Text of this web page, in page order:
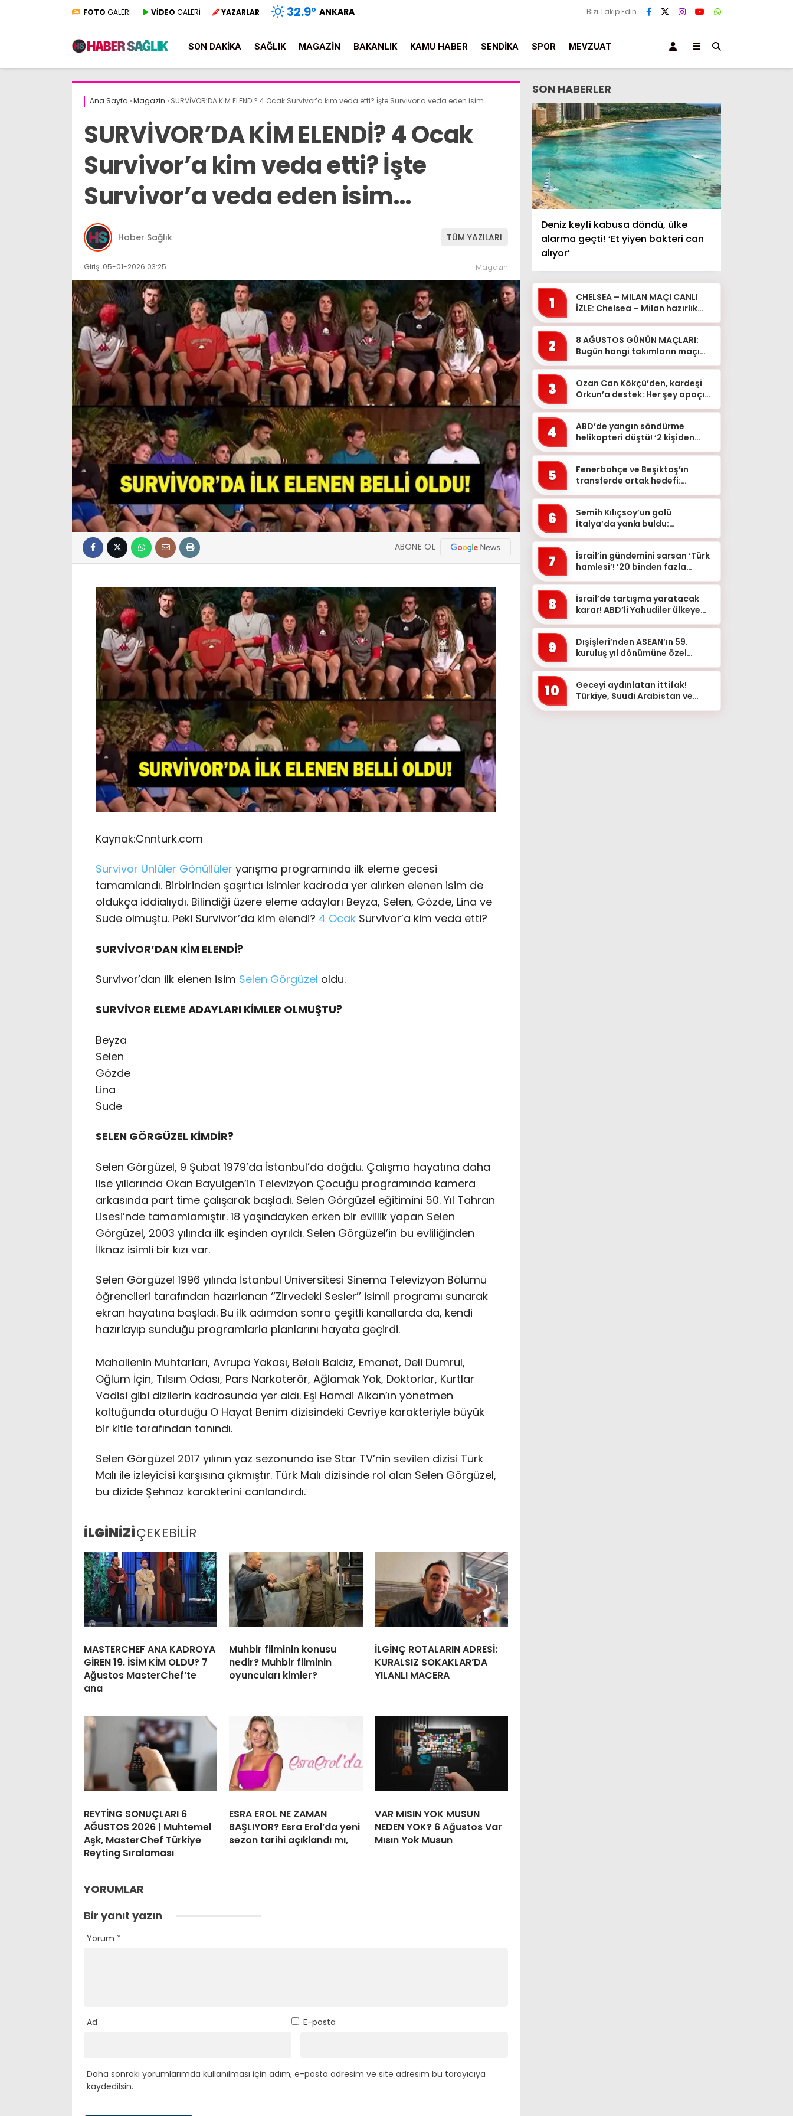
FOTO GALERİ VİDEO GALERİ YAZARLAR 32.9° ANKARA Bizi Takip Edin
SON DAKIKA SAĞLIK MAGAZIN BAKANLIK KAMU HABER SENDIKA SPOR MEVZUAT
Ana Sayfa ›Magazin › SURVİVOR’DA KİM ELENDİ? 4 Ocak Survivor’a kim veda etti? İşte Survivor’a veda eden isim…
SURVİVOR’DA KİM ELENDİ? 4 Ocak
Survivor’a kim veda etti? İşte
Survivor’a veda eden isim…
Haber Sağlık TÜM YAZILARI
Giriş: 05-01-2026 03:25 Magazin
ABONE OL
Kaynak:Cnnturk.com
Survivor Ünlüler Gönüllüler yarışma programında ilk eleme gecesi
tamamlandı. Birbirinden şaşırtıcı isimler kadroda yer alırken elenen isim de
oldukça iddialıydı. Bilindiği üzere eleme adayları Beyza, Selen, Gözde, Lina ve
Sude olmuştu. Peki Survivor’da kim elendi? 4 Ocak Survivor’a kim veda etti?
SURVİVOR’DAN KİM ELENDİ?
Survivor’dan ilk elenen isim Selen Görgüzel oldu.
SURVİVOR ELEME ADAYLARI KİMLER OLMUŞTU?
Beyza
Selen
Gözde
Lina
Sude
SELEN GÖRGÜZEL KİMDİR?
Selen Görgüzel, 9 Şubat 1979’da İstanbul’da doğdu. Çalışma hayatına daha
lise yıllarında Okan Bayülgen’in Televizyon Çocuğu programında kamera
arkasında part time çalışarak başladı. Selen Görgüzel eğitimini 50. Yıl Tahran
Lisesi’nde tamamlamıştır. 18 yaşındayken erken bir evlilik yapan Selen
Görgüzel, 2003 yılında ilk eşinden ayrıldı. Selen Görgüzel’in bu evliliğinden
İlknaz isimli bir kızı var.
Selen Görgüzel 1996 yılında İstanbul Üniversitesi Sinema Televizyon Bölümü
öğrencileri tarafından hazırlanan ‘’Zirvedeki Sesler’’ isimli programı sunarak
ekran hayatına başladı. Bu ilk adımdan sonra çeşitli kanallarda da, kendi
hazırlayıp sunduğu programlarla planlarını hayata geçirdi.
Mahallenin Muhtarları, Avrupa Yakası, Belalı Baldız, Emanet, Deli Dumrul,
Oğlum İçin, Tılsım Odası, Pars Narkoterör, Ağlamak Yok, Doktorlar, Kurtlar
Vadisi gibi dizilerin kadrosunda yer aldı. Eşi Hamdi Alkan’ın yönetmen
koltuğunda oturduğu O Hayat Benim dizisindeki Cevriye karakteriyle büyük
bir kitle tarafından tanındı.
Selen Görgüzel 2017 yılının yaz sezonunda ise Star TV’nin sevilen dizisi Türk
Malı ile izleyicisi karşısına çıkmıştır. Türk Malı dizisinde rol alan Selen Görgüzel,
bu dizide Şehnaz karakterini canlandırdı.
İLGİNİZİÇEKEBİLİR
MASTERCHEF ANA KADROYA
GİREN 19. İSİM KİM OLDU? 7
Ağustos MasterChef’te
ana
Muhbir filminin konusu
nedir? Muhbir filminin
oyuncuları kimler?
İLGİNÇ ROTALARIN ADRESİ:
KURALSIZ SOKAKLAR’DA
YILANLI MACERA
REYTİNG SONUÇLARI 6
AĞUSTOS 2026 | Muhtemel
Aşk, MasterChef Türkiye
Reyting Sıralaması
ESRA EROL NE ZAMAN
BAŞLIYOR? Esra Erol’da yeni
sezon tarihi açıklandı mı,
VAR MISIN YOK MUSUN
NEDEN YOK? 6 Ağustos Var
Mısın Yok Musun
YORUMLAR
Bir yanıt yazın
Yorum *
Ad E-posta
Daha sonraki yorumlarımda kullanılması için adım, e-posta adresim ve site adresim bu tarayıcıya
kaydedilsin.
SON HABERLER
Deniz keyfi kabusa döndü, ülke
alarma geçti! ‘Et yiyen bakteri can
alıyor’
1
CHELSEA – MILAN MAÇI CANLI
İZLE: Chelsea – Milan hazırlık
2
8 AĞUSTOS GÜNÜN MAÇLARI:
Bugün hangi takımların maçı
Avrupa...
3
Ozan Can Kökçü’den, kardeşi
Orkun’a destek: Her şey apaçık
4
ABD’de yangın söndürme
helikopteri düştü! ‘2 kişiden
5
Fenerbahçe ve Beşiktaş’ın
transferde ortak hedefi:
6
Semih Kılıçsoy’un golü
İtalya’da yankı buldu:
7
İsrail’in gündemini sarsan ‘Türk
hamlesi’! ’20 binden fazla
8
İsrail’de tartışma yaratacak
karar! ABD’li Yahudiler ülkeye
9
Dışişleri’nden ASEAN’ın 59.
kuruluş yıl dönümüne özel
10
Geceyi aydınlatan ittifak!
Türkiye, Suudi Arabistan ve